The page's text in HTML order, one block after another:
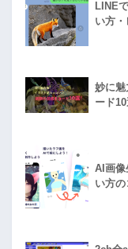
LINE
い方
妙に魅
ード10
AI画像
い方の